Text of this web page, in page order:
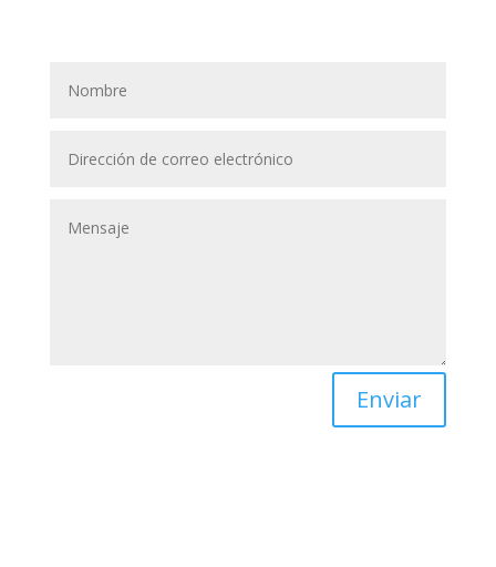
Enviar